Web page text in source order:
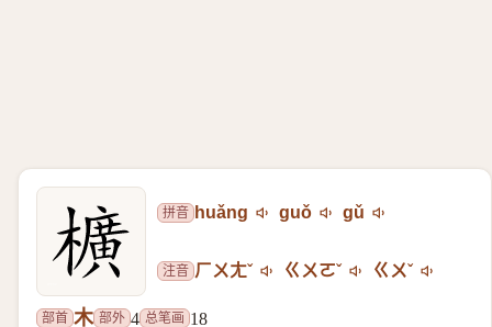
拼音 huǎng guǒ gǔ
注音 ㄏㄨㄤˇ ㄍㄨㄛˇ ㄍㄨˇ
部首 木 部外 4 总笔画 18